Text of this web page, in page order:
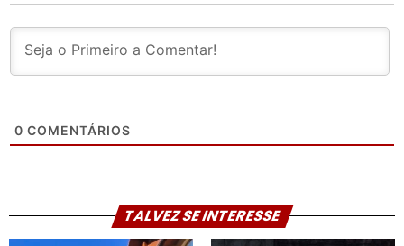
0 COMENTÁRIOS
TALVEZ SE INTERESSE